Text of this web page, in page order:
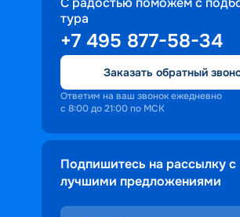
тура
+7 495 877-58-34
Заказать обратный
Ответим на ваш звонок ежедневно
с 8:00 до 21:00 по МСК
Подпишитесь на рассылку с
лучшими предложениями